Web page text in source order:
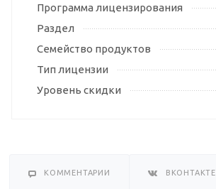
Программа лицензирования
Раздел
Семейство продуктов
Тип лицензии
Уровень скидки
КОММЕНТАРИИ ВКОНТАКТЕ